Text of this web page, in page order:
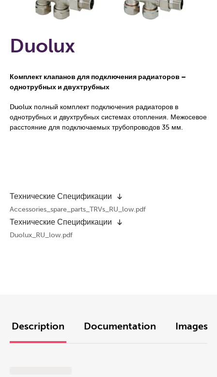
Duolux
Комплект клапанов для подключения радиаторов –
однотрубных и двухтрубных
Duolux полный комплект подключения радиаторов в
однотрубных и двухтрубных системах отопления. Межосевое
расстояние для подключаемых трубопроводов 35 мм.
Технические Спецификации
Accessories_spare_parts_TRVs_RU_low.pdf
Технические Спецификации
Duolux_RU_low.pdf
Description Documentation Images